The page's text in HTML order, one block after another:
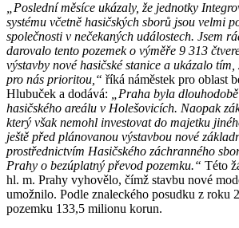
„Poslední měsíce ukázaly, že jednotky
systému včetně hasičských sborů jsou velmi
společnosti v nečekaných událostech. Jsem
darovalo tento pozemek o výměře 9 313
výstavby nové hasičské stanice a ukázalo
pro nás prioritou,“ říká náměstek pro oblast
Hlubuček a dodává: „Praha byla
hasičského areálu v Holešovicích. Naopak
který však nemohl investovat do majetku
ještě před plánovanou výstavbou nové
prostřednictvím Hasičského záchranného
Prahy o bezúplatný převod pozemku.“ Této
hl. m. Prahy vyhovělo, čímž stavbu nové
umožnilo. Podle znaleckého posudku z roku
pozemku 133,5 milionu korun.